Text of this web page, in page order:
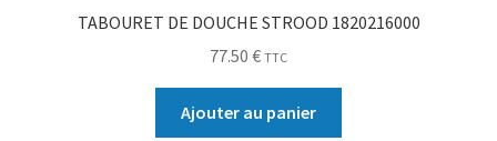
TABOURET DE DOUCHE STROOD 1820216000
77.50 € TTC
Ajouter au panier